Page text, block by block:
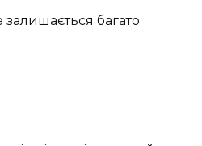
багато